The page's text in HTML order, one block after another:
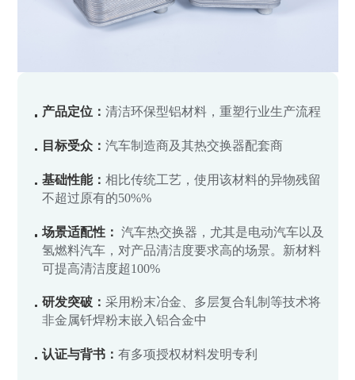
产品定位：清洁环保型铝材料，重塑行业生产流程
目标受众：汽车制造商及其热交换器配套商
基础性能：相比传统工艺，使用该材料的异物残留
不超过原有的50%%
场景适配性：汽车热交换器，尤其是电动汽车以及
氢燃料汽车，对产品清洁度要求高的场景。新材料
可提高清洁度超100%
研发突破：采用粉末冶金、多层复合轧制等技术将
非金属钎焊粉末嵌入铝合金中
认证与背书：有多项授权材料发明专利